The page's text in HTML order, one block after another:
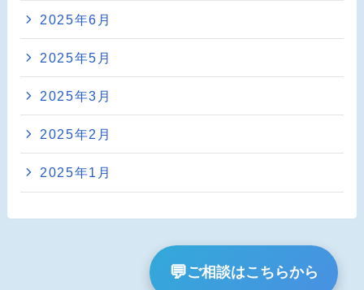
2025年6月
2025年5月
2025年3月
2025年2月
2025年1月
💬ご相談はこちらから